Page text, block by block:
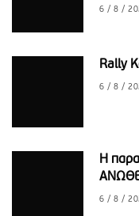
6 / 8 /
Rally
6 / 8 /
Η
6 / 8 /